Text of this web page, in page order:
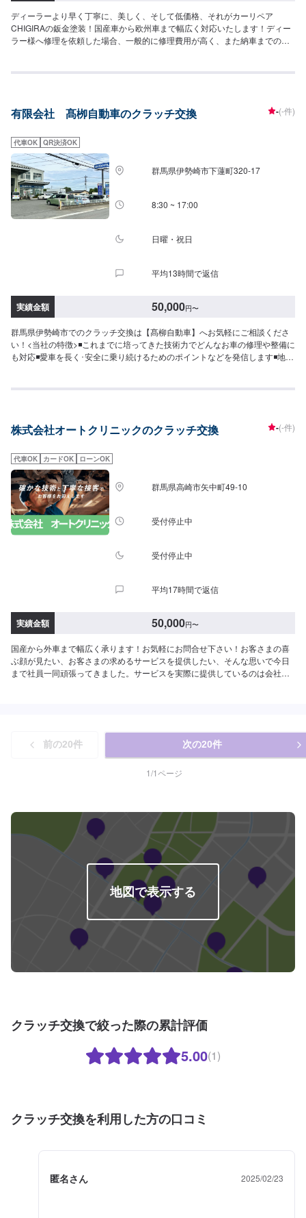
ディーラーより早く丁寧に、美しく、そして低価格、それがカーリペア
CHIGIRAの鈑金塗装！国産車から欧州車まで幅広く対応いたします！ディー
ラー様へ修理を依頼した場合、一般的に修理費用が高く、また納車までの時
理を部品交換で対応してしまうから。私たちなら自社工場で即施工し、でき
い！--------------------------------------------------【1】オファーにてお問い合わせ
次第納車□納期について□通常1週間程度で納車いたします。車種や状態によ
り納期が前後する場合がございます。予め、ご了承ください。□代車について
□作業中は無料の代車をご利用ください。※燃料代は、お客様負担となってお
ります。予め、ご了承ください。□パーツ持ち込みについて□パーツの持ち込
み可能です。オファーの際に持ち込みパーツの詳細をご入力ください。【定
休日・営業時間】定休日：祝日営業時間：9:00~19:00
有限会社 髙栁自動車のクラッチ交換 -(-件)
代車OK QR決済OK
群馬県伊勢崎市下蓮町320-17
8:30 ~ 17:00
日曜・祝日
平均13時間で返信
実績金額 50,000円〜
群馬県伊勢崎市でのクラッチ交換は【髙柳自動車】へお気軽にご相談くださ
い！<当社の特徴>◾これまでに培ってきた技術力でどんなお車の修理や整備に
も対応◾愛車を長く･安全に乗り続けるためのポイントなどを発信します◾地域
があまり取れない…などのご相談もお気軽にどうぞ！【1】オファーにてお問
ます。(要相談)納期は前後する場合がございます。予めご了承ください。-----
さい。※代車の燃料代はお客様にご負担いただいております。-----ご来店時の
注意、受付方法-----入庫の際はお気をつけてお越しください。駐車スペースは
事務所前の空いているスペースに駐車してください。受付はスタッフへ「メ
ンテモで予約しました」とお伝えください。ご案内いたします。【定休日・
営業時間】定休日：日曜日、祝日営業時間：8:30~1７:00
株式会社オートクリニックのクラッチ交換 -(-件)
代車OK カードOK ローンOK
群馬県高崎市矢中町49-10
受付停止中
受付停止中
平均17時間で返信
実績金額 50,000円〜
国産から外車まで幅広く承ります！お気軽にお問合せ下さい！お客さまの喜
ぶ顔が見たい、お客さまの求めるサービスを提供したい、そんな思いで今日
まで社員一同頑張ってきました。サービスを実際に提供しているのは会社を
おクルマの事ならどんな事でもお任せ下さい！-----------------------------------------
---------【1】オファーにてお問い合わせ【2】お見積り【3】お見積りにご納
得いただければ作業開始【4】仕上がり次第納車-----納期について-----納期は
通常1日～2日程度で納車となります。納期は前後する場合がございます。予
面に進み、宮原町交差点を北（高崎/島野町方面）に曲がり直進すると約500
メートルで左手の交差点角に当店があります。入庫の際はお気をつけてお越
しください。駐車スペースは事務所前の空いているスペースに駐車してくだ
さい。受付はスタッフへ「メンテモで予約しました」とお伝えください。ご
案内いたします。【定休日・営業時間】定休日：日曜日、祝日、第二土曜日
前の20件 次の20件
1/1ページ
地図で表示する
クラッチ交換で絞った際の累計評価
5.00(1)
クラッチ交換を利用した方の口コミ
匿名さん 2025/02/23